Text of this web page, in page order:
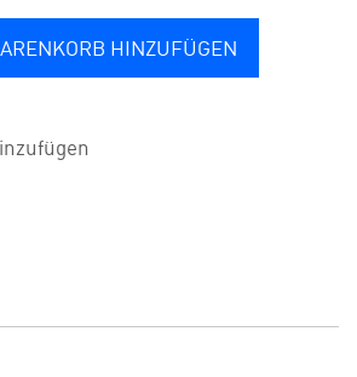
HINZUFÜGEN